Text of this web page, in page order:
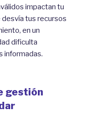
impactan tu
tus recursos
en un
dificulta
informadas.
gestión